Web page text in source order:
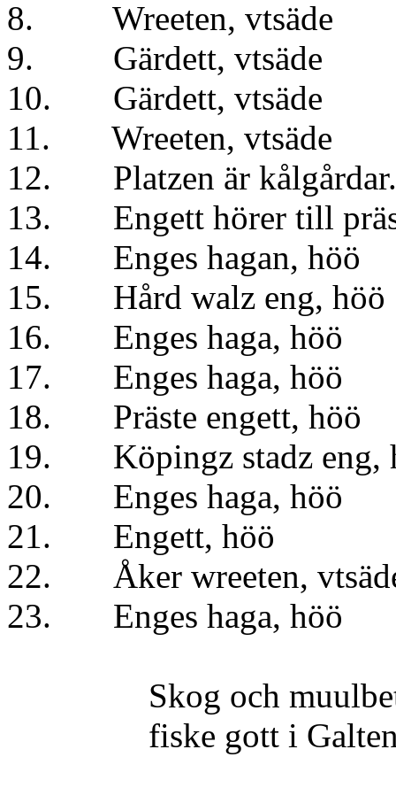
8. Wreeten,
9. Gärdett,
10. Gärdett,
11. Wreeten,
12. Platzen är kålgårdar.
13. Engett hörer till
14. Enges hagan,
15. Hård walz
16. Enges haga,
17. Enges haga,
18. Präste engett,
19. Köpingz stadz
20. Enges haga,
21. Engett,
22. Åker wreeten,
23. Enges haga,
Skog och
fiske gott i